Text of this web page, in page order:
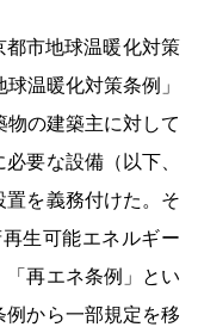
市地球温暖化対策
温暖化対策条例」
物の建築主に対して
要な設備（以下、
置を義務付けた。そ
生可能エネルギー
再エネ条例」とい
例から一部規定を移